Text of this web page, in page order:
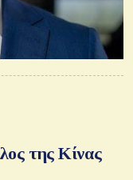
της Κίνας